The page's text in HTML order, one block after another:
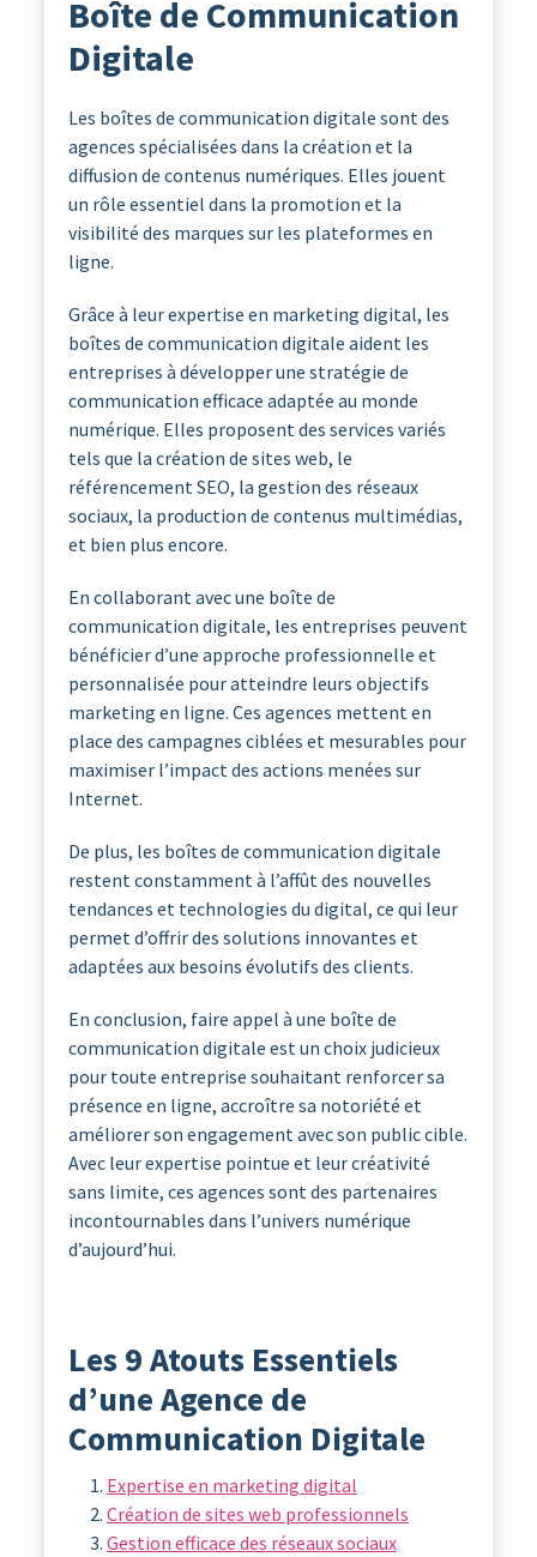
Boîte de Communication
Digitale
Les boîtes de communication digitale sont des
agences spécialisées dans la création et la
diffusion de contenus numériques. Elles jouent
un rôle essentiel dans la promotion et la
visibilité des marques sur les plateformes en
ligne.
Grâce à leur expertise en marketing digital, les
boîtes de communication digitale aident les
entreprises à développer une stratégie de
communication efficace adaptée au monde
numérique. Elles proposent des services variés
tels que la création de sites web, le
référencement SEO, la gestion des réseaux
sociaux, la production de contenus multimédias,
et bien plus encore.
En collaborant avec une boîte de
communication digitale, les entreprises peuvent
bénéficier d’une approche professionnelle et
personnalisée pour atteindre leurs objectifs
marketing en ligne. Ces agences mettent en
place des campagnes ciblées et mesurables pour
maximiser l’impact des actions menées sur
Internet.
De plus, les boîtes de communication digitale
restent constamment à l’affût des nouvelles
tendances et technologies du digital, ce qui leur
permet d’offrir des solutions innovantes et
adaptées aux besoins évolutifs des clients.
En conclusion, faire appel à une boîte de
communication digitale est un choix judicieux
pour toute entreprise souhaitant renforcer sa
présence en ligne, accroître sa notoriété et
améliorer son engagement avec son public cible.
Avec leur expertise pointue et leur créativité
sans limite, ces agences sont des partenaires
incontournables dans l’univers numérique
d’aujourd’hui.
Les 9 Atouts Essentiels
d’une Agence de
Communication Digitale
Expertise en marketing digital
Création de sites web professionnels
Gestion efficace des réseaux sociaux